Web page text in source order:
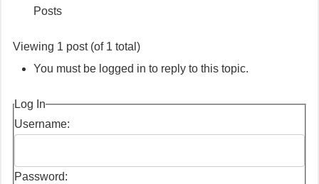
Posts
Viewing 1 post (of 1 total)
You must be logged in to reply to this topic.
Log In
Username:
Password: